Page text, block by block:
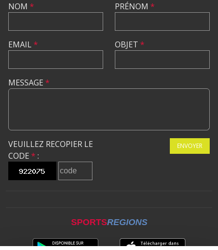
NOM *
EMAIL*
PRÉNOM *
OBJET *
MESSAGE *
VEUILLEZ RECOPIER LE
CODE * :
ENVOYER
SPORTSREGIONS